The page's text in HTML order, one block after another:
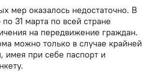
мер оказалось недостаточно. В
31 марта по всей стране
на передвижение граждан.
можно только в случае крайней
имея при себе паспорт и